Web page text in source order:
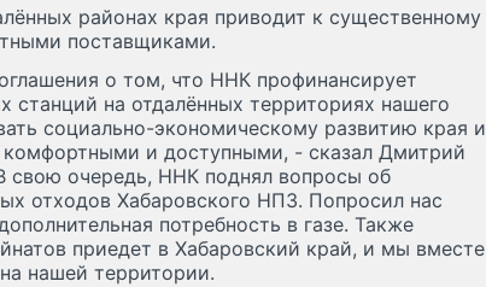
районах края приводит к существенному
поставщиками.
о том, что ННК профинансирует
станций на отдалённых территориях нашего
социально-экономическому развитию края и
комфортными и доступными, - сказал Дмитрий
свою очередь, ННК поднял вопросы об
отходов Хабаровского НПЗ. Попросил нас
потребность в газе. Также
приедет в Хабаровский край, и мы вместе
нашей территории.